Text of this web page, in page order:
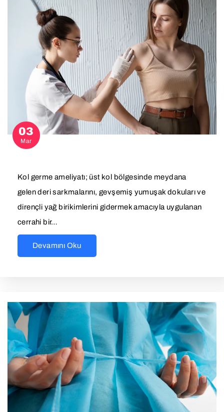
03
Mar
Kol germe ameliyatı; üst kol bölgesinde meydana
gelen deri sarkmalarını, gevşemiş yumuşak dokuları ve
dirençli yağ birikimlerini gidermek amacıyla uygulanan
cerrahi bir…
Devamını Oku